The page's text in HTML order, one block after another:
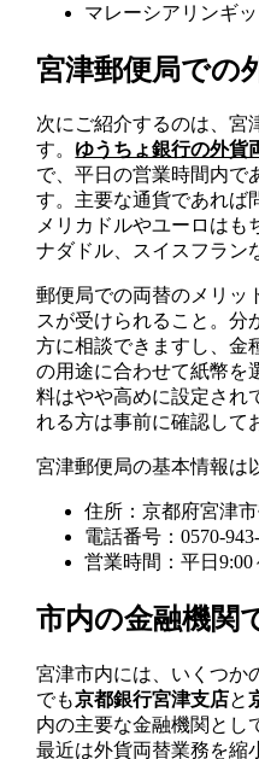
マレーシアリンギッ
宮津郵便局での
次にご紹介するのは、宮
す。 ゆうちょ銀行の外貨
で、平日の営業時間内で
す。主要な通貨であれば
メリカドルやユーロはも
ナダドル、スイスフラン
郵便局での両替のメリッ
スが受けられること。分
方に相談できますし、金
の用途に合わせて紙幣を
料はやや高めに設定され
れる方は事前に確認して
宮津郵便局の基本情報は
住所：京都府宮津
電話番号：0570-
営業時間：平日9:00
市内の金融機関
宮津市内には、いくつか
でも京都銀行宮津支店と
内の主要な金融機関とし
最近は外貨両替業務を縮